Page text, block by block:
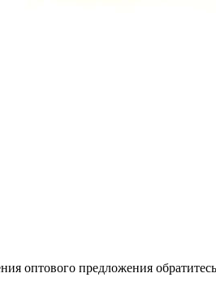
оптового предложения